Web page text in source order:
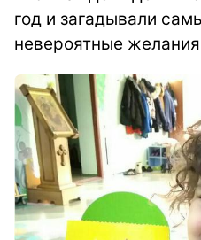
год и загадывали
невероятные